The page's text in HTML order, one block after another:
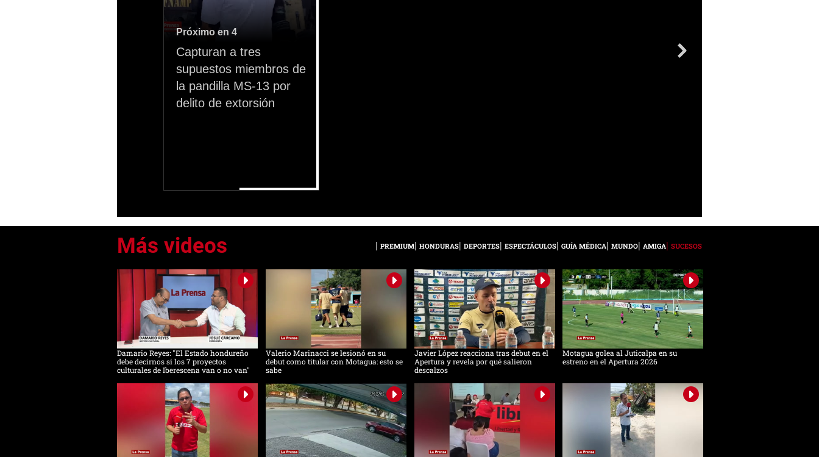
Próximo en 4
Capturan a tres
supuestos miembros de
la pandilla MS-13 por
delito de extorsión
0
seconds
of
0
secondsVolume
PREMIUM HONDURAS DEPORTES ESPECTÁCULOS GUÍA MÉDICA MUNDO AMIGA SUCESOS
Damario Reyes: "El Estado hondureño
debe decirnos si los 7 proyectos
culturales de Iberescena van o no van"
Valerio Marinacci se lesionó en su
debut como titular con Motagua: esto se
sabe
Javier López reacciona tras debut en el
Apertura y revela por qué salieron
descalzos
Motagua golea al Juticalpa en su
estreno en el Apertura 2026